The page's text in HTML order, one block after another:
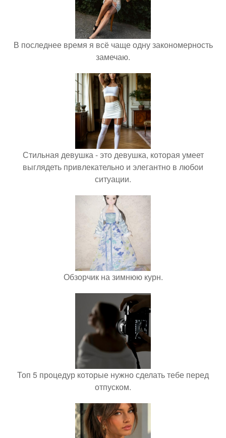
В последнее время я всё чаще одну закономерность
замечаю.
Стильная девушка - это девушка, которая умеет
выглядеть привлекательно и элегантно в любои
ситуации.
Обзорчик на зимнюю курн.
Топ 5 процедур которые нужно сделать тебе перед
отпуском.